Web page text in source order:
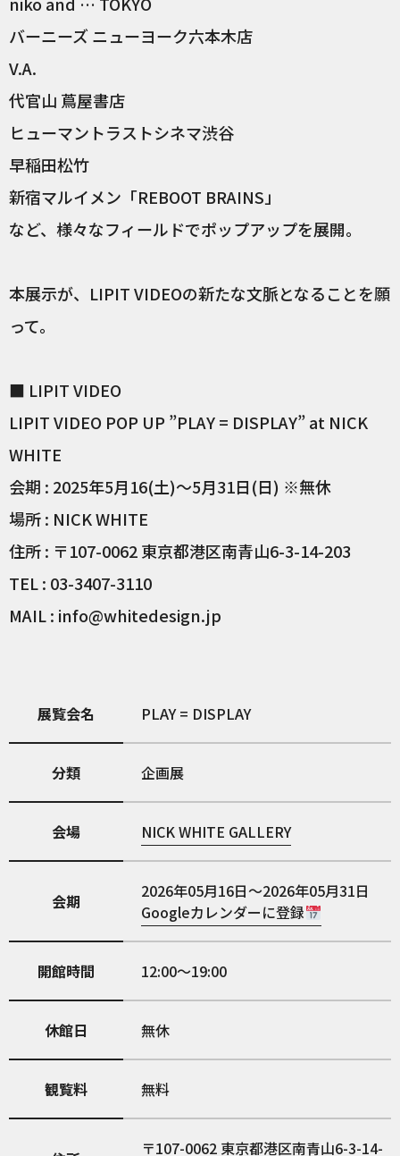
バーニーズ ニューヨーク六本木店
V.A.
代官山 蔦屋書店
ヒューマントラストシネマ渋谷
早稲田松竹
新宿マルイメン「REBOOT BRAINS」
など、様々なフィールドでポップアップを展開。
本展示が、LIPIT VIDEOの新たな文脈となることを願
って。
■ LIPIT VIDEO
LIPIT VIDEO POP UP ”PLAY = DISPLAY” at NICK
WHITE
会期 : 2025年5月16(土)～5月31日(日) ※無休
場所 : NICK WHITE
住所 : 〒107-0062 東京都港区南青山6-3-14-203
TEL : 03-3407-3110
MAIL : info@whitedesign.jp
展覧会名 PLAY = DISPLAY
分類 企画展
会場 NICK WHITE GALLERY
会期
2026年05月16日～2026年05月31日
Googleカレンダーに登録
開館時間 12:00〜19:00
休館日 無休
観覧料 無料
107-0062 東京都港区南青山6-3-14-